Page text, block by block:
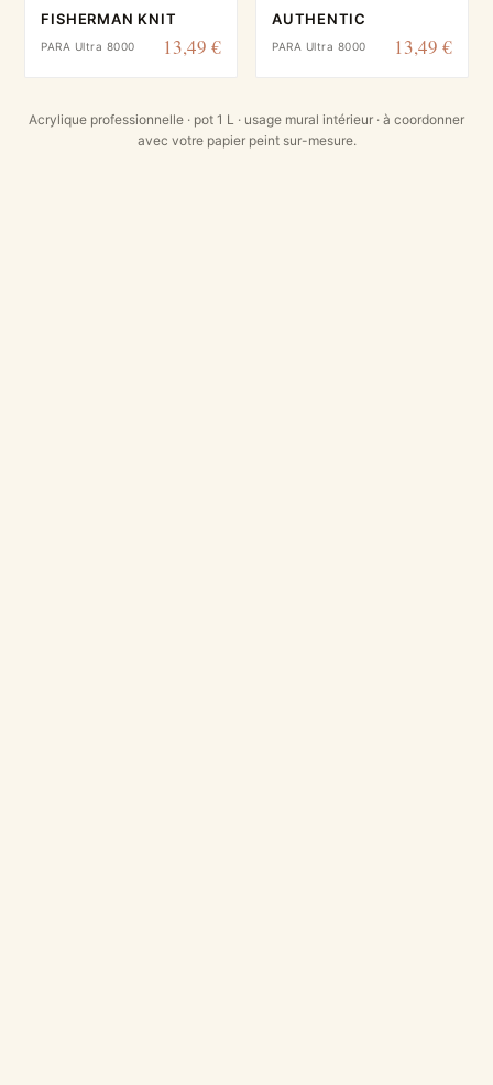
FISHERMAN KNIT
PARA Ultra 8000 13,49 €
AUTHENTIC
PARA Ultra 8000 13,49 €
Acrylique professionnelle · pot 1 L · usage mural intérieur · à coordonner
avec votre papier peint sur-mesure.